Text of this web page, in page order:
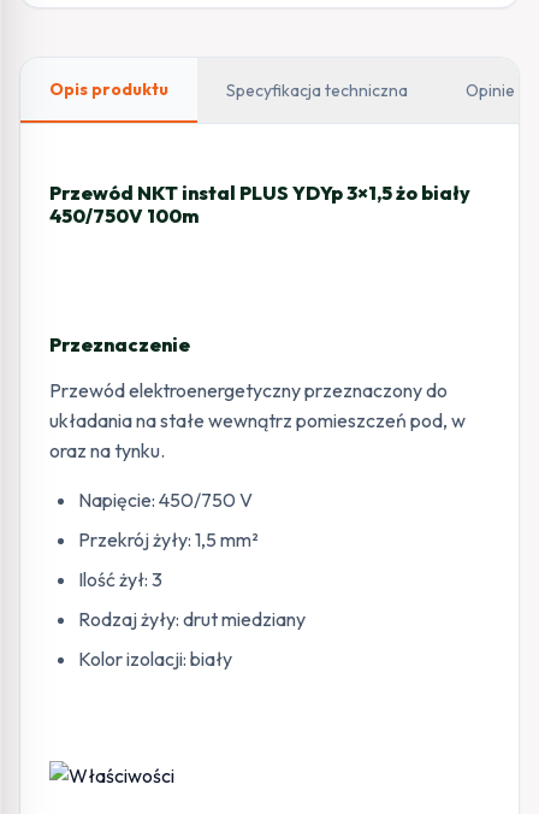
100m
Opis produktu Specyfikacja techniczna Opinie
Przewód NKT instal PLUS YDYp 3×1,5 żo biały
450/750V 100m
Przeznaczenie
Przewód elektroenergetyczny przeznaczony do
układania na stałe wewnątrz pomieszczeń pod, w
oraz na tynku.
Napięcie: 450/750 V
Przekrój żyły: 1,5 mm²
Ilość żył: 3
Rodzaj żyły: drut miedziany
Kolor izolacji: biały